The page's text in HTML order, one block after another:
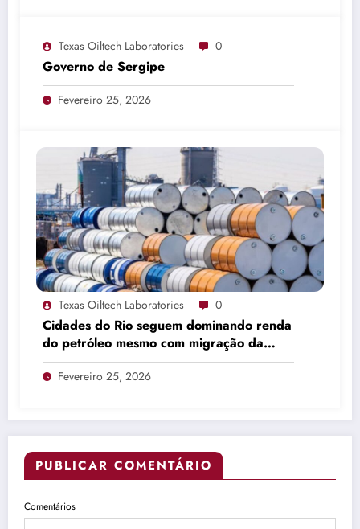
Texas Oiltech Laboratories 0
Governo de Sergipe
Fevereiro 25, 2026
Texas Oiltech Laboratories 0
Cidades do Rio seguem dominando renda
do petróleo mesmo com migração da
produção
Fevereiro 25, 2026
PUBLICAR COMENTÁRIO
Comentários